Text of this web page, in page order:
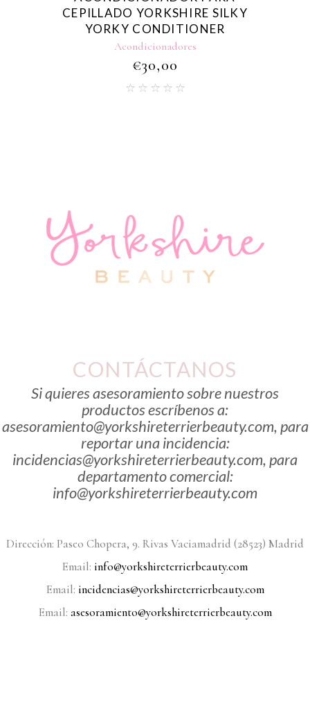
CEPILLADO YORKSHIRE SILKY
YORKY CONDITIONER
Acondicionadores
€30,00
CONTÁCTANOS
Si quieres asesoramiento sobre nuestros
productos escríbenos a:
asesoramiento@yorkshireterrierbeauty.com, para
reportar una incidencia:
incidencias@yorkshireterrierbeauty.com, para
departamento comercial:
info@yorkshireterrierbeauty.com
Dirección: Paseo Chopera, 9. Rivas Vaciamadrid (28523) Madrid
Email: info@yorkshireterrierbeauty.com
Email: incidencias@yorkshireterrierbeauty.com
Email: asesoramiento@yorkshireterrierbeauty.com